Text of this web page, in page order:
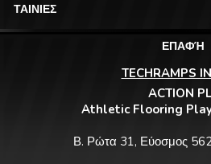
ΤΑΙΝΙΕΣ
ΕΠΑΦΉ
TECHRAMPS
ACTION
Athletic Flooring
Β. Ρώτα 31, Εύοσμος